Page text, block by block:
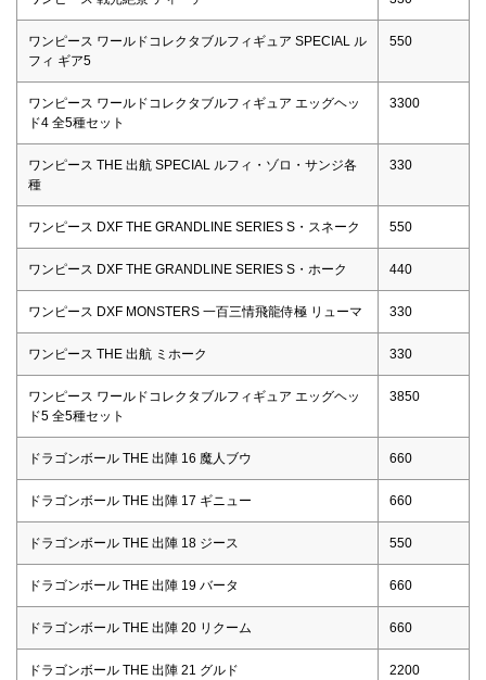
ワンピース ワールドコレクタブルフィギュア SPECIAL ル
フィ ギア5
550
ワンピース ワールドコレクタブルフィギュア エッグヘッ
ド4 全5種セット
3300
ワンピース THE 出航 SPECIAL ルフィ・ゾロ・サンジ各
種
330
ワンピース DXF THE GRANDLINE SERIES S・スネーク 550
ワンピース DXF THE GRANDLINE SERIES S・ホーク 440
ワンピース DXF MONSTERS 一百三情飛龍侍極 リューマ 330
ワンピース THE 出航 ミホーク 330
ワンピース ワールドコレクタブルフィギュア エッグヘッ
ド5 全5種セット
3850
ドラゴンボール THE 出陣 16 魔人ブウ 660
ドラゴンボール THE 出陣 17 ギニュー 660
ドラゴンボール THE 出陣 18 ジース 550
ドラゴンボール THE 出陣 19 バータ 660
ドラゴンボール THE 出陣 20 リクーム 660
ドラゴンボール THE 出陣 21 グルド 2200